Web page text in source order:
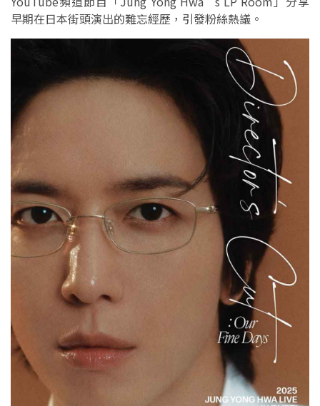
早期在日本街頭演出的難忘經歷，引發粉絲熱議。